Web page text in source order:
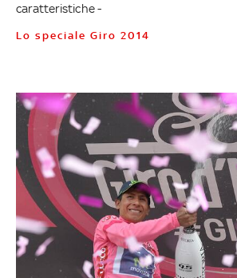
caratteristiche -
Lo speciale Giro 2014